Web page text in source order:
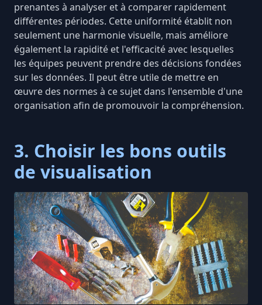
prenantes à analyser et à comparer rapidement
différentes périodes. Cette uniformité établit non
seulement une harmonie visuelle, mais améliore
également la rapidité et l'efficacité avec lesquelles
les équipes peuvent prendre des décisions fondées
sur les données. Il peut être utile de mettre en
œuvre des normes à ce sujet dans l'ensemble d'une
organisation afin de promouvoir la compréhension.
3. Choisir les bons outils
de visualisation